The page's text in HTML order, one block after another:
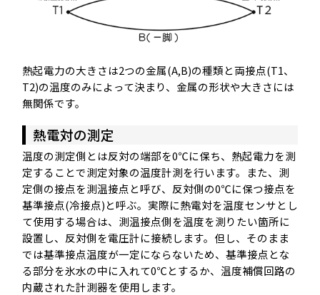
熱起電力の大きさは2つの金属(A,B)の種類と両接点(T1、
T2)の温度のみによって決まり、金属の形状や大きさには
無関係です。
熱電対の測定
温度の測定側とは反対の端部を0℃に保ち、熱起電力を測
定することで測定対象の温度計測を行います。また、測
定側の接点を測温接点と呼び、反対側の0℃に保つ接点を
基準接点(冷接点)と呼ぶ。実際に熱電対を温度センサとし
て使用する場合は、測温接点側を温度を測りたい箇所に
設置し、反対側を電圧計に接続します。但し、そのまま
では基準接点温度が一定にならないため、基準接点とな
る部分を氷水の中に入れて0℃とするか、温度補償回路の
内蔵された計測器を使用します。